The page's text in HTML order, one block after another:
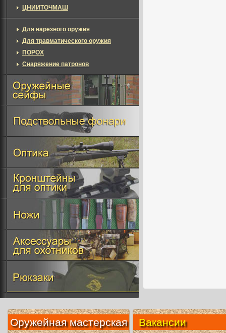
ЦНИИТОЧМАШ
Для нарезного оружия
Для травматического оружия
ПОРОХ
Снаряжение патронов
Оружейная мастерскаяВакансии